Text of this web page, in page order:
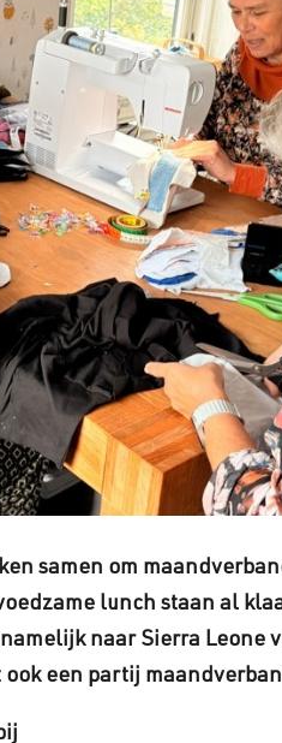
samen om
lunch staanal
naar Sierra Leone
een partij